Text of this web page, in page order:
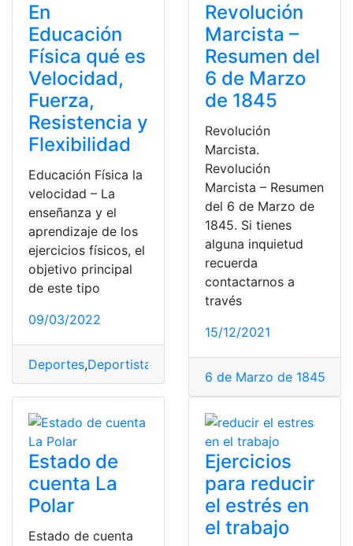
En
Educación
Física qué es
Velocidad,
Fuerza,
Resistencia y
Flexibilidad
Educación Física la
velocidad – La
enseñanza y el
aprendizaje de los
ejercicios físicos, el
objetivo principal
de este tipo
09/03/2022
Deportes,Deportista
Revolución
Marcista –
Resumen del
6 de Marzo
de 1845
Revolución
Marcista.
Revolución
Marcista – Resumen
del 6 de Marzo de
1845. Si tienes
alguna inquietud
recuerda
contactarnos a
través
15/12/2021
6 de Marzo de 1845
Estado de
cuenta La
Polar
Estado de cuenta
Ejercicios
para reducir
el estrés en
el trabajo